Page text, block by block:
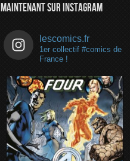
MAINTENANT SUR INSTAGRAM
lescomics.fr
1er collectif #comics de
France !